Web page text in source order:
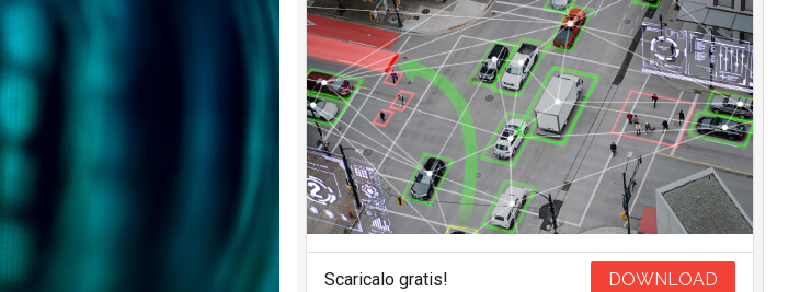
Scaricalo gratis! DOWNLOAD